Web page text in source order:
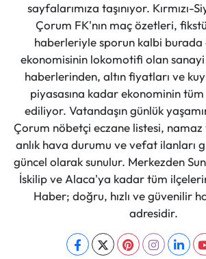
sayfalarımıza taşınıyor. Kırmızı-
Çorum FK'nın maç özetleri,
haberleriyle sporun kalbi burada
ekonomisinin lokomotifi olan sanayi
haberlerinden, altın fiyatları ve
piyasasına kadar ekonominin
ediliyor. Vatandaşın günlük
Çorum nöbetçi eczane listesi,
anlık hava durumu ve vefat ilanları
güncel olarak sunulur. Merkezden
İskilip ve Alaca'ya kadar tüm
Haber; doğru, hızlı ve güvenilir
adresidir.